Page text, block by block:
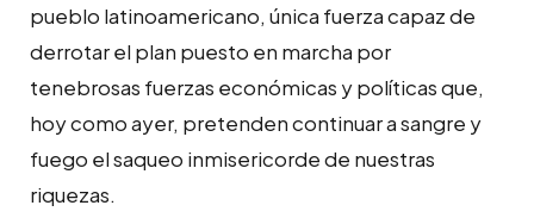
pueblo latinoamericano, única fuerza capaz de
derrotar el plan puesto en marcha por
tenebrosas fuerzas económicas y políticas que,
hoy como ayer, pretenden continuar a sangre y
fuego el saqueo inmisericorde de nuestras
riquezas.